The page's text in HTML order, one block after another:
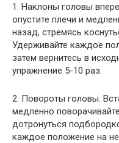
1. Наклоны головы
опустите плечи и
назад, стремясь
Удерживайте каждое
затем вернитесь в
упражнение 5-10 раз.
2. Повороты головы.
медленно
дотронуться
каждое положение на